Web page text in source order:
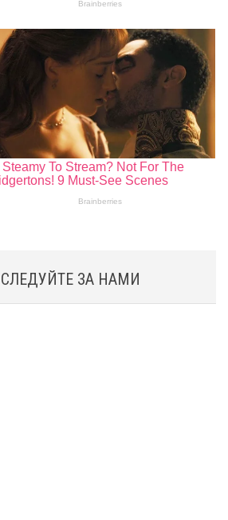
СЛЕДУЙТЕ ЗА НАМИ